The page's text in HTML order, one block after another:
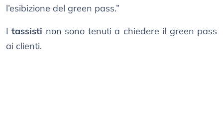
l’esibizione del green pass.”
Itassisti non sono tenuti a chiedere il green pass
ai clienti.